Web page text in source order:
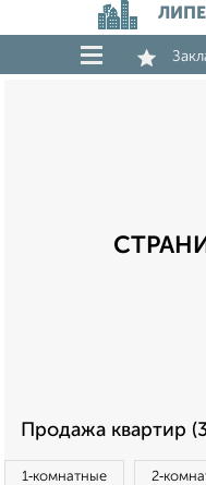
Продажа квартир
1‑комнатные